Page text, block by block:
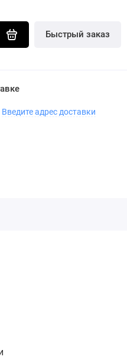
Быстрый заказ
Введите адрес доставки